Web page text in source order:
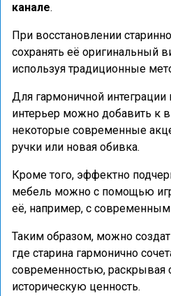
канале.
При восстановлении
сохранять её оригинальный
используя традиционные
Для гармоничной
интерьер можно добавить к
некоторые современные
ручки или новая обивка.
Кроме того, эффектно
мебель можно с помощью
её, например, с
Таким образом, можно
где старина гармонично
современностью, раскрывая
историческую ценность.